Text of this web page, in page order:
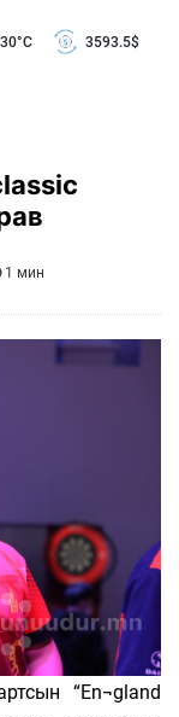
30°C 3593.5$
1 мин
“En¬gland